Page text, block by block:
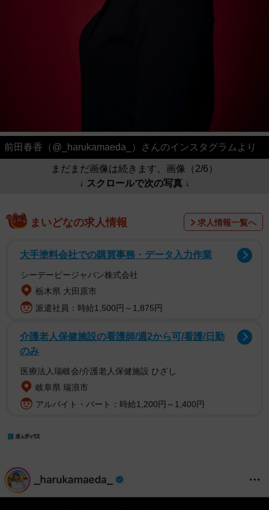
前田春香（@_harukamaeda_）さんのインスタグラムより
まだまだ画像は続きます。画像（2/6）
↓ スクロールで次の写真 ↓
まいどなの求人情報 求人情報一覧へ
大手塗料会社での購買事務・データ入力作業
シーデーピージャパン株式会社
栃木県 大田原市
派遣社員：時給1,500円～1,875円
介護老人保健施設の看護師/週2から可/看護/日勤
のみ
医療法人瑞岐会/介護老人保健施設 ひざし
岐阜県 瑞浪市
アルバイト・パート：時給1,200円～1,400円